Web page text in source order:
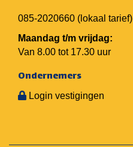
085-2020660 (lokaal tarief)
Maandag t/m vrijdag:
Van 8.00 tot 17.30 uur
Ondernemers
Login vestigingen